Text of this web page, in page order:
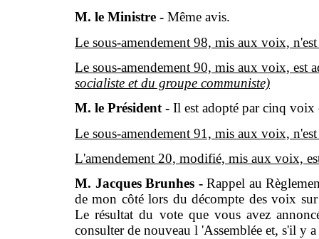
M. le Ministre - Même avis.
Le sous-amendement 98, mis aux voix, n'est
Le sous-amendement 90, mis aux voix, est
socialiste et du groupe communiste)
M. le Président - Il est adopté par cinq
Le sous-amendement 91, mis aux voix, n'est
L'amendement 20, modifié, mis aux voix,
M. Jacques Brunhes -Rappel au
de mon côté lors du décompte des voix
Le résultat du vote que vous avez
consulter de nouveau l 'Assemblée et, s'il y